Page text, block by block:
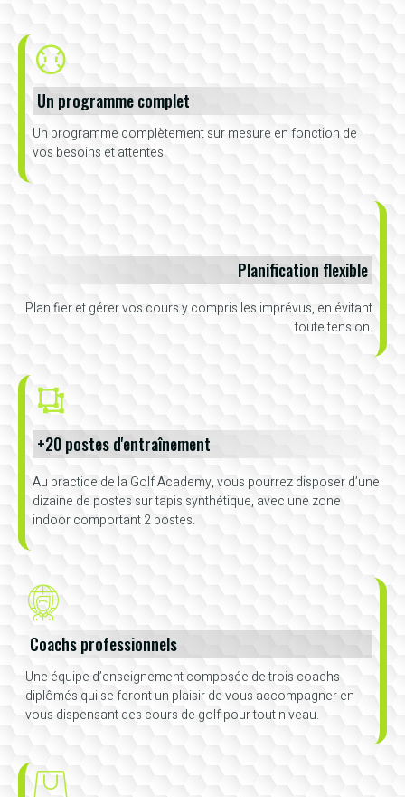
Un programme complet
Un programme complètement sur mesure en fonction de
vos besoins et attentes.
Planification flexible
Planifier et gérer vos cours y compris les imprévus, en évitant
toute tension.
+20 postes d'entraînement
Au practice de la Golf Academy, vous pourrez disposer d’une
dizaine de postes sur tapis synthétique, avec une zone
indoor comportant 2 postes.
Coachs professionnels
Une équipe d’enseignement composée de trois coachs
diplômés qui se feront un plaisir de vous accompagner en
vous dispensant des cours de golf pour tout niveau.